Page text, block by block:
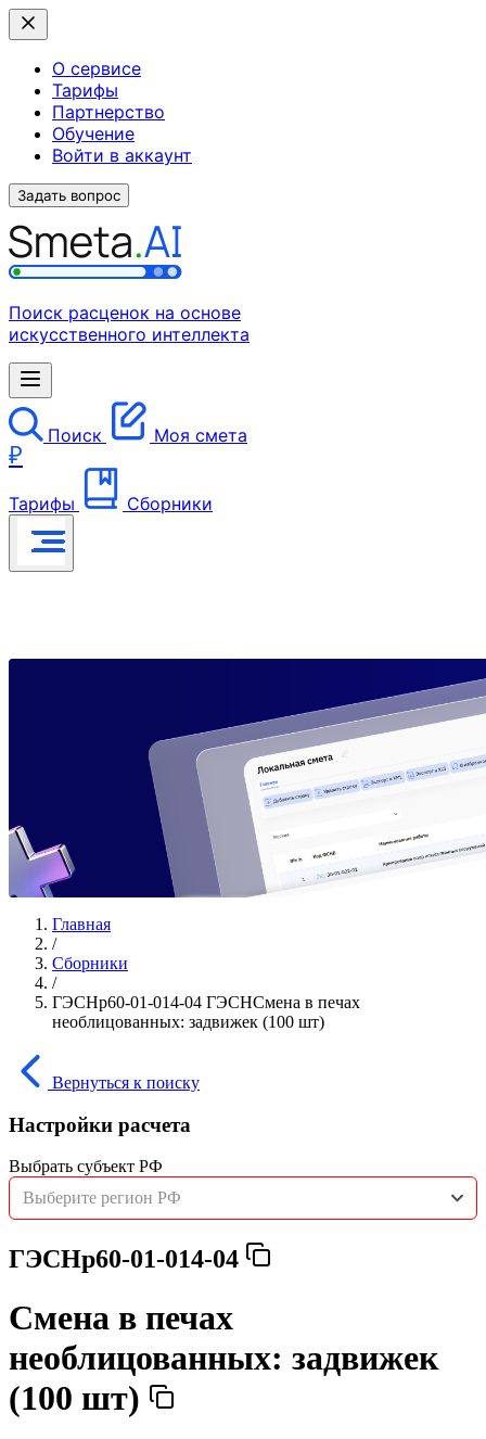
О сервисе
Тарифы
Партнерство
Обучение
Войти в аккаунт
Задать вопрос
Поиск расценок на основе
искусственного интеллекта
Поиск Моя смета
₽
Тарифы Сборники
Главная
/
Сборники
/
ГЭСНр60-01-014-04 ГЭСНСмена в печах
необлицованных: задвижек (100 шт)
Вернуться к поиску
Настройки расчета
Выбрать субъект РФ
Выберите регион РФ
ГЭСНр60-01-014-04
Смена в печах
необлицованных: задвижек
(100 шт)